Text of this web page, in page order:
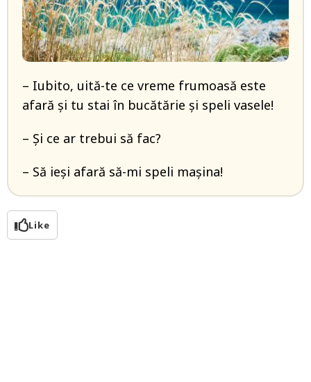
– Iubito, uită-te ce vreme frumoasă este
afară și tu stai în bucătărie și speli vasele!
– Și ce ar trebui să fac?
– Să ieși afară să-mi speli mașina!
Like